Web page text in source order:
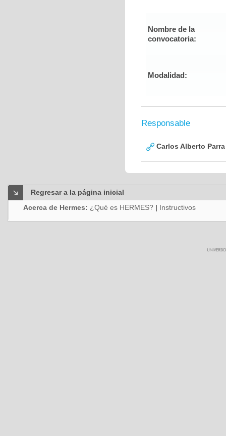
Nombre de la
convocatoria:
Modalidad:
Responsable
Carlos Alberto
Regresar a la página inicial
Acerca de Hermes: ¿Qué es HERMES? | Instructivos